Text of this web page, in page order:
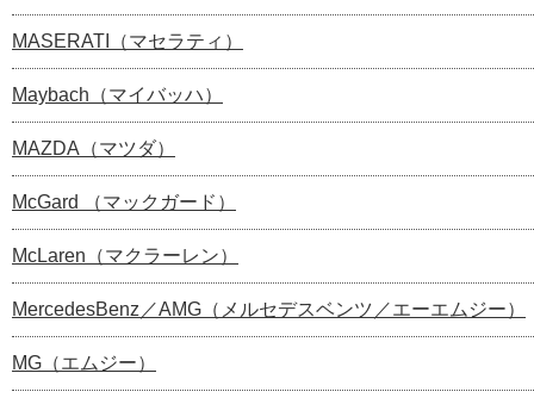
MASERATI（マセラティ）
Maybach（マイバッハ）
MAZDA（マツダ）
McGard （マックガード）
McLaren（マクラーレン）
MercedesBenz／AMG（メルセデスベンツ／エーエムジー）
MG（エムジー）